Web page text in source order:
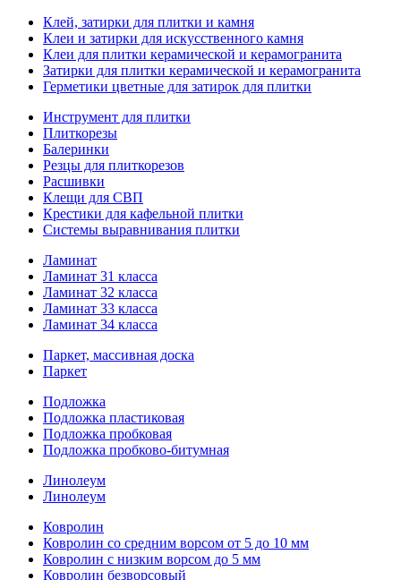
Клей, затирки для плитки и камня
Клеи и затирки для искусственного камня
Клеи для плитки керамической и керамогранита
Затирки для плитки керамической и керамогранита
Герметики цветные для затирок для плитки
Инструмент для плитки
Плиткорезы
Балеринки
Резцы для плиткорезов
Расшивки
Клещи для СВП
Крестики для кафельной плитки
Системы выравнивания плитки
Ламинат
Ламинат 31 класса
Ламинат 32 класса
Ламинат 33 класса
Ламинат 34 класса
Паркет, массивная доска
Паркет
Подложка
Подложка пластиковая
Подложка пробковая
Подложка пробково-битумная
Линолеум
Линолеум
Ковролин
Ковролин со средним ворсом от 5 до 10 мм
Ковролин с низким ворсом до 5 мм
Ковролин безворсовый